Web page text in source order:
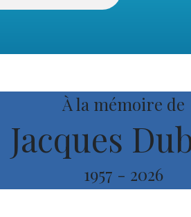
À la mémoire de
Jacques
1957 - 2026